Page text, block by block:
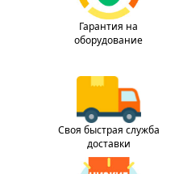
Гарантия на
оборудование
Своя быстрая служба
доставки